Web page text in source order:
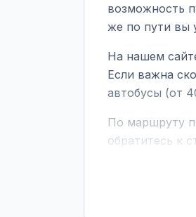
возможность
же по пути вы
На нашем
Если важна
автобусы (от
По маршруту
обратитесь к
В автобусах
устройств,